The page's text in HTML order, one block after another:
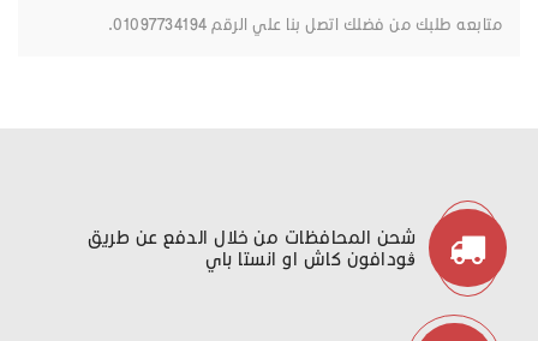
متابعه طلبك من فضلك اتصل بنا علي الرقم 01097734194.
شحن المحافظات من خلال الدفع عن طريق
ڤودافون كاش او انستا باي